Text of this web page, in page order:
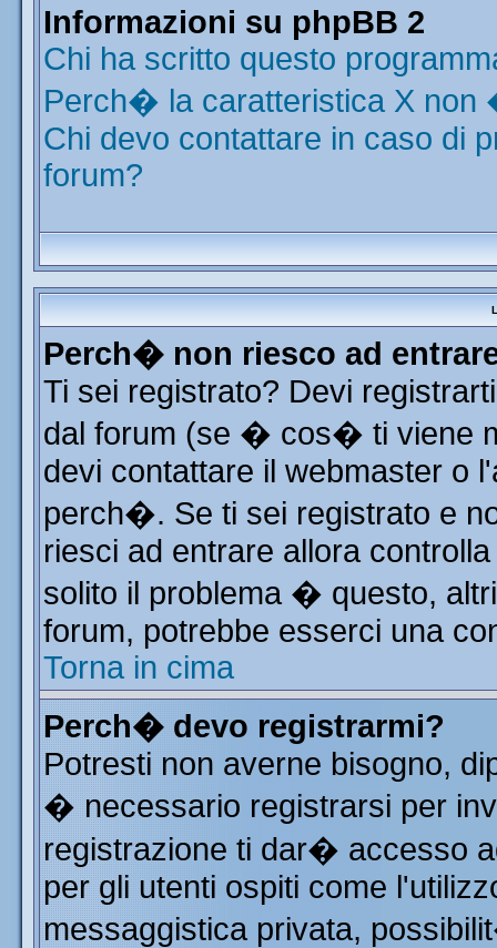
Informazioni su phpBB 2
Chi ha scritto questo
Perch� la caratteristica X non
Chi devo contattare in caso di
forum?
Perch� non riesco ad
Ti sei registrato? Devi
dal forum (se � cos� ti viene
devi contattare il webmaster o
perch�. Se ti sei registrato e
riesci ad entrare allora
solito il problema � questo,
forum, potrebbe esserci una
Torna in cima
Perch� devo registrarmi?
Potresti non averne bisogno,
� necessario registrarsi per
registrazione ti dar� accesso
per gli utenti ospiti come
messaggistica privata,